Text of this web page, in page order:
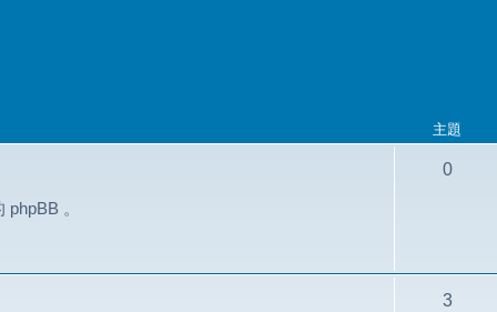
主題
。
0
3